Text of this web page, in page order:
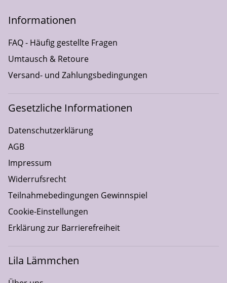
Informationen
FAQ - Häufig gestellte Fragen
Umtausch & Retoure
Versand- und Zahlungsbedingungen
Gesetzliche Informationen
Datenschutzerklärung
AGB
Impressum
Widerrufsrecht
Teilnahmebedingungen Gewinnspiel
Cookie-Einstellungen
Erklärung zur Barrierefreiheit
Lila Lämmchen